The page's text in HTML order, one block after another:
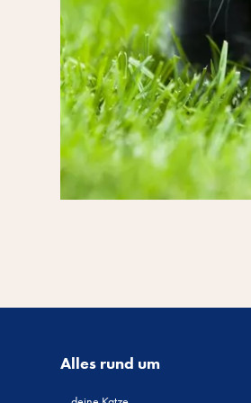
Alles rund um